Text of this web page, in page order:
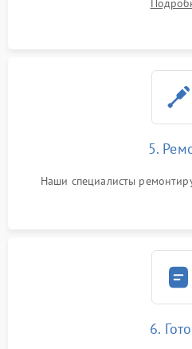
5.
Наши специалисты
6.